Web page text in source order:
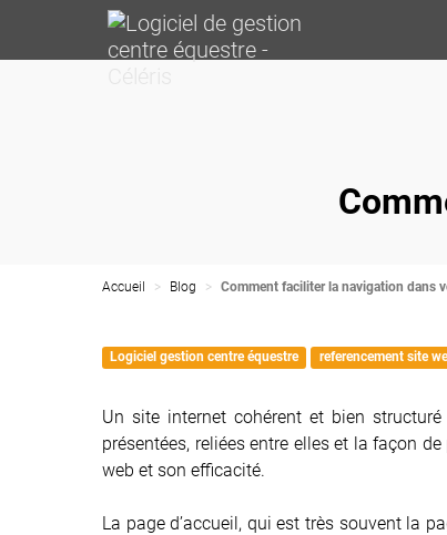
Accueil Blog Comment faciliter la navigation dans
Logiciel gestion centre équestre referencement site
Un site internet cohérent et bien
présentées, reliées entre elles et la façon
web et son efficacité.
La page d’accueil, qui est très souvent la